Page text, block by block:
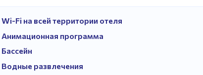
Wi-Fi на всей территории отеля
Анимационная программа
Бассейн
Водные развлечения